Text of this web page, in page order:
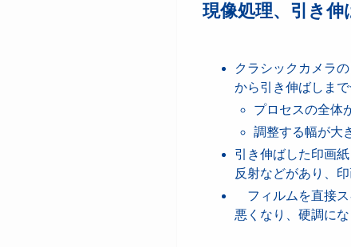
現像処理、引き
クラシックカメラ
から引き伸ばしま
プロセスの全体
調整する幅が大
引き伸ばした印画
反射などがあり、
フィルムを直接ス
悪くなり、硬調にな